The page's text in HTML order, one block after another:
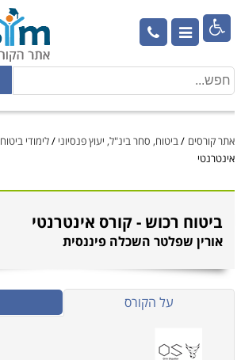

אתר קורסים /ביטוח, סחר בינ"ל, יעוץ פנסיוני /לימודי ביטוח
אינטרנטי
ביטוח רכוש - קורס אינטרנטי
אורין שפלטר השכלה פיננסית
על הקורס